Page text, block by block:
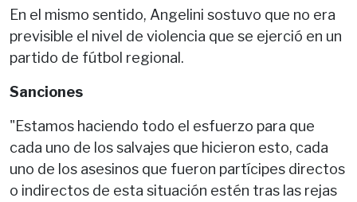
En el mismo sentido, Angelini sostuvo que no era
previsible el nivel de violencia que se ejerció en un
partido de fútbol regional.
Sanciones
"Estamos haciendo todo el esfuerzo para que
cada uno de los salvajes que hicieron esto, cada
uno de los asesinos que fueron partícipes directos
o indirectos de esta situación estén tras las rejas